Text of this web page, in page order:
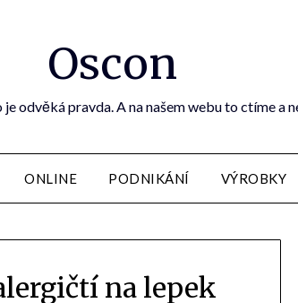
Oscon
odvěká pravda. A na našem webu to ctíme a
ONLINE PODNIKÁNÍ VÝROBKY
na lepek